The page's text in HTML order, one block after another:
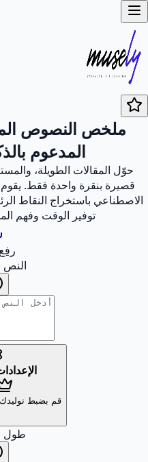
ملخص النصوص
المدعوم
حوّل المقالات الطويلة،
قصيرة بنقرة واحدة فقط.
الاصطناعي باستخراج النقاط
توفير الوقت وفهم
النص
قم بضبط
طول